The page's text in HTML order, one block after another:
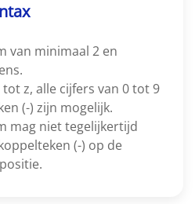
van minimaal 2 en
z, alle cijfers van 0 tot 9
(-) zijn mogelijk.
mag niet tegelijkertijd
(-) op de